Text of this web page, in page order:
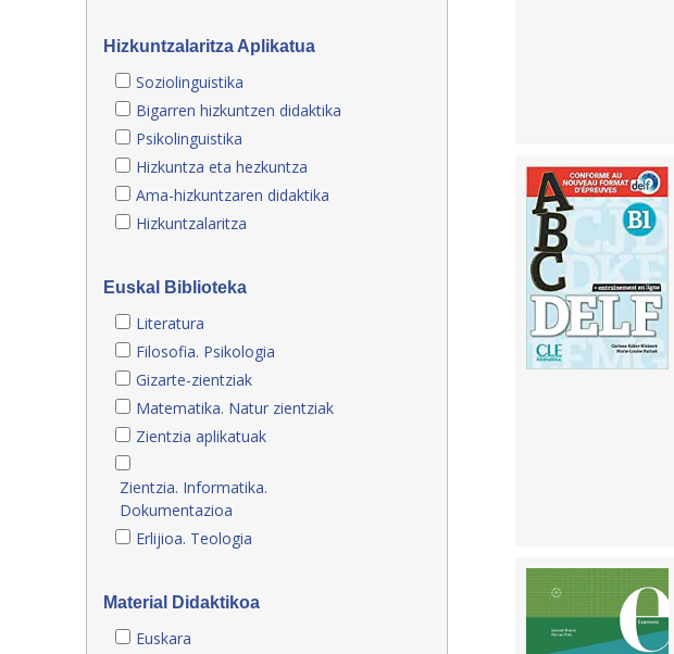
Hizkuntzalaritza Aplikatua
Soziolinguistika
Bigarren hizkuntzen didaktika
Psikolinguistika
Hizkuntza eta hezkuntza
Ama-hizkuntzaren didaktika
Hizkuntzalaritza
Euskal Biblioteka
Literatura
Filosofia. Psikologia
Gizarte-zientziak
Matematika. Natur zientziak
Zientzia aplikatuak
Zientzia. Informatika.
Dokumentazioa
Erlijioa. Teologia
Material Didaktikoa
Euskara